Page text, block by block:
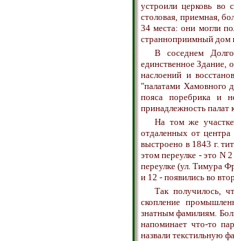
устроили церковь во
столовая, приемная,
34 места: они могли
странноприимный дом
В соседнем
единственное Здание,
наслоений и
"палатами Хамовного
пояса поребрика и
принадлежность палат
На том же
отдаленных от
выстроено в 1843 г.
этом переулке - это N
переулке (ул. Тимура
и 12 - появились во
Так получилось,
скопление
знатным фамилиям.
напоминает что-то
назвали текстильную